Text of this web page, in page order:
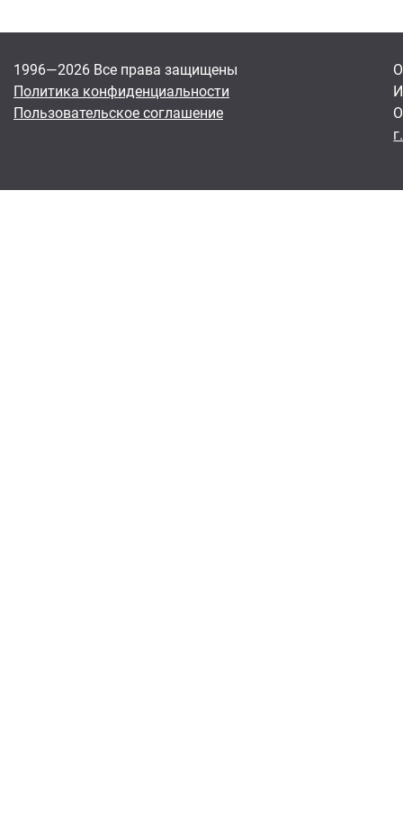
1996—2026 Все права защищены
Политика конфиденциальности
Пользовательское соглашение